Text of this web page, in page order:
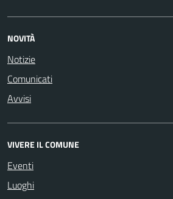
NOVITÀ
Notizie
Comunicati
Avvisi
VIVERE IL COMUNE
Eventi
Luoghi